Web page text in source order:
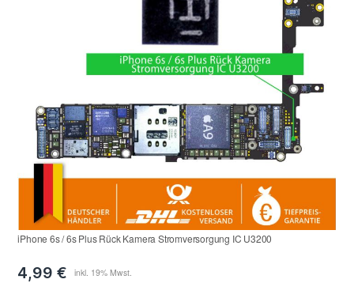
iPhone 6s / 6s Plus Rück Kamera Stromversorgung IC U3200
4,99 €